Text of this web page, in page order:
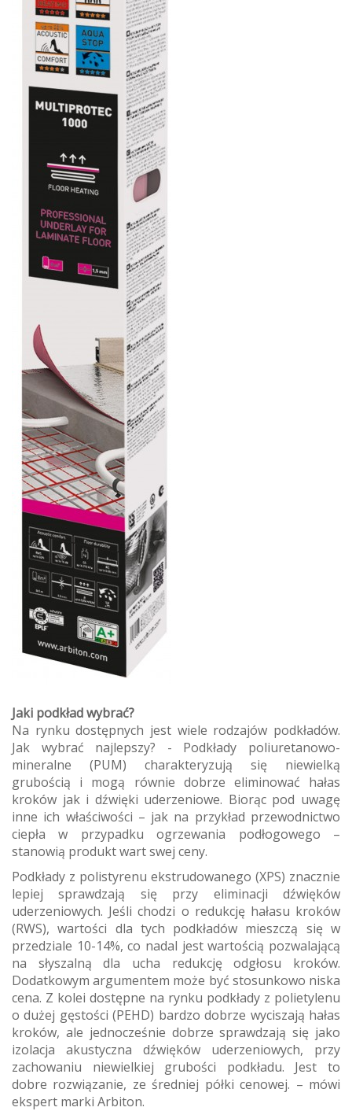
Jaki podkład wybrać?
Na rynku dostępnych jest wiele rodzajów podkładów.
Jak wybrać najlepszy? - Podkłady poliuretanowo-
mineralne (PUM) charakteryzują się niewielką
grubością i mogą równie dobrze eliminować hałas
kroków jak i dźwięki uderzeniowe. Biorąc pod uwagę
inne ich właściwości – jak na przykład przewodnictwo
ciepła w przypadku ogrzewania podłogowego –
stanowią produkt wart swej ceny.
Podkłady z polistyrenu ekstrudowanego (XPS) znacznie
lepiej sprawdzają się przy eliminacji dźwięków
uderzeniowych. Jeśli chodzi o redukcję hałasu kroków
(RWS), wartości dla tych podkładów mieszczą się w
przedziale 10-14%, co nadal jest wartością pozwalającą
na słyszalną dla ucha redukcję odgłosu kroków.
Dodatkowym argumentem może być stosunkowo niska
cena. Z kolei dostępne na rynku podkłady z polietylenu
o dużej gęstości (PEHD) bardzo dobrze wyciszają hałas
kroków, ale jednocześnie dobrze sprawdzają się jako
izolacja akustyczna dźwięków uderzeniowych, przy
zachowaniu niewielkiej grubości podkładu. Jest to
dobre rozwiązanie, ze średniej półki cenowej. – mówi
ekspert marki Arbiton.